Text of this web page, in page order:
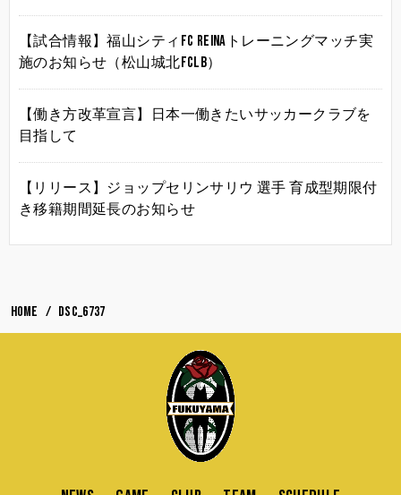
【試合情報】福山シティFC Reinaトレーニングマッチ実
施のお知らせ（松山城北FCLB）
【働き方改革宣言】日本一働きたいサッカークラブを
目指して
【リリース】ジョップセリンサリウ 選手 育成型期限付
き移籍期間延長のお知らせ
HOME DSC_6737